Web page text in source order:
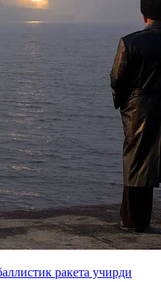
ракета учирди